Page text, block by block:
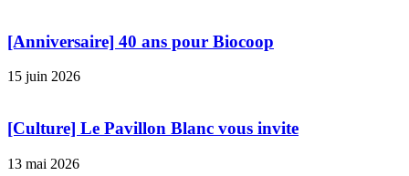
[Anniversaire] 40 ans pour Biocoop
15 juin 2026
[Culture] Le Pavillon Blanc vous invite
13 mai 2026